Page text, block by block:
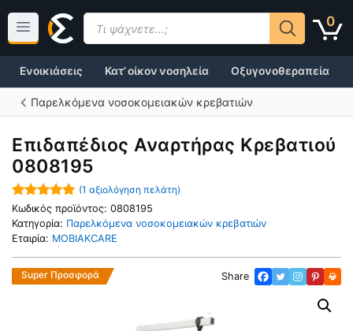
περιεχόμενο
0
Products
search
Κατ’ οίκον νοσηλεία Οξυγονοθεραπεία
Ενοικιάσεις
Παρελκόμενα νοσοκομειακών κρεβατιών
Επιδαπέδιος Αναρτήρας Κρεβατιού
0808195
5.00out of
5
(1 αξιολόγηση πελάτη)
Κωδικός προϊόντος: 0808195
Κατηγορία: Παρελκόμενα νοσοκομειακών κρεβατιών
Εταιρία: MOBIAKCARE
Share
Super Προσφορά